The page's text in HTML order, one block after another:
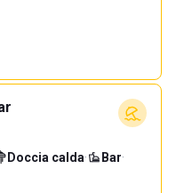
Doccia calda· Bar·